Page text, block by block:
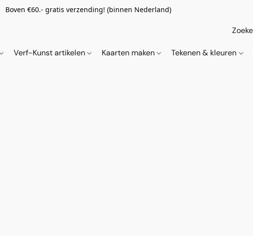
Boven €60.- gratis verzending! (binnen Nederland)
Verf-Kunst artikelen Kaarten maken Tekenen & kleuren